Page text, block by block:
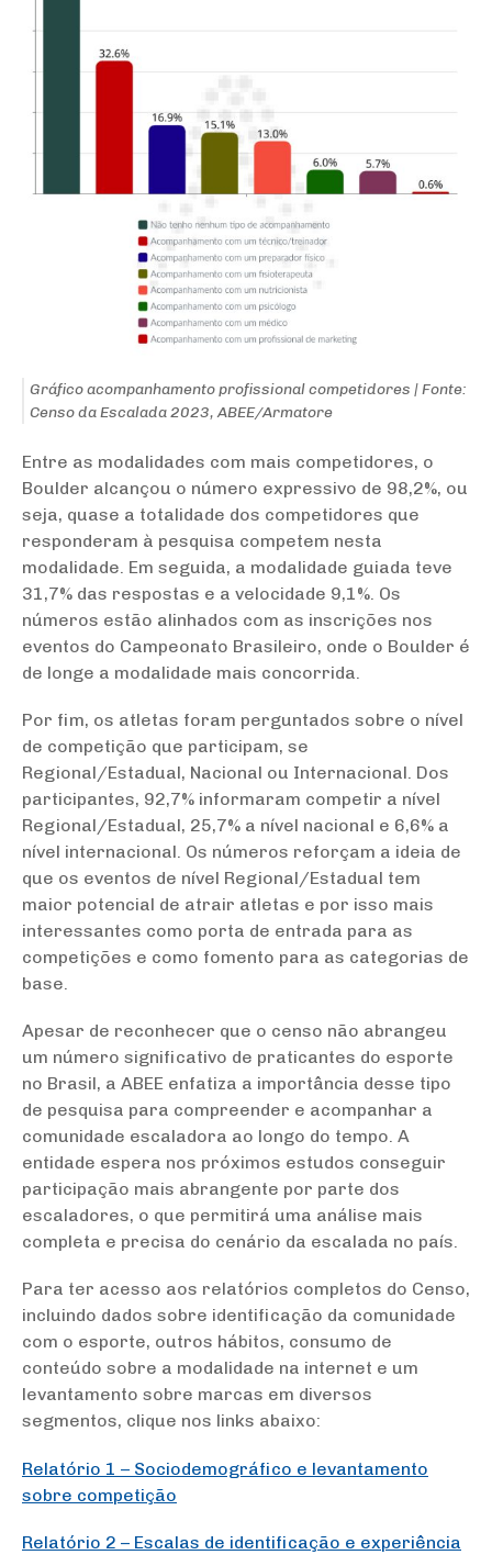
Gráfico acompanhamento profissional competidores | Fonte:
Censo da Escalada 2023, ABEE/Armatore
Entre as modalidades com mais competidores, o
Boulder alcançou o número expressivo de 98,2%, ou
seja, quase a totalidade dos competidores que
responderam à pesquisa competem nesta
modalidade. Em seguida, a modalidade guiada teve
31,7% das respostas e a velocidade 9,1%. Os
números estão alinhados com as inscrições nos
eventos do Campeonato Brasileiro, onde o Boulder é
de longe a modalidade mais concorrida.
Por fim, os atletas foram perguntados sobre o nível
de competição que participam, se
Regional/Estadual, Nacional ou Internacional. Dos
participantes, 92,7% informaram competir a nível
Regional/Estadual, 25,7% a nível nacional e 6,6% a
nível internacional. Os números reforçam a ideia de
que os eventos de nível Regional/Estadual tem
maior potencial de atrair atletas e por isso mais
interessantes como porta de entrada para as
competições e como fomento para as categorias de
base.
Apesar de reconhecer que o censo não abrangeu
um número significativo de praticantes do esporte
no Brasil, a ABEE enfatiza a importância desse tipo
de pesquisa para compreender e acompanhar a
comunidade escaladora ao longo do tempo. A
entidade espera nos próximos estudos conseguir
participação mais abrangente por parte dos
escaladores, o que permitirá uma análise mais
completa e precisa do cenário da escalada no país.
Para ter acesso aos relatórios completos do Censo,
incluindo dados sobre identificação da comunidade
com o esporte, outros hábitos, consumo de
conteúdo sobre a modalidade na internet e um
levantamento sobre marcas em diversos
segmentos, clique nos links abaixo:
Relatório 1 – Sociodemográfico e levantamento
sobre competição
Relatório 2 – Escalas de identificação e experiência